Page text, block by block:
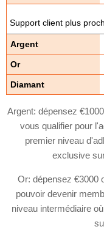
Support client plus
Argent: dépensez €1000
vous qualifier pour
premier niveau
exclusive
Or: dépensez €3000
pouvoir devenir
niveau intermédiaire